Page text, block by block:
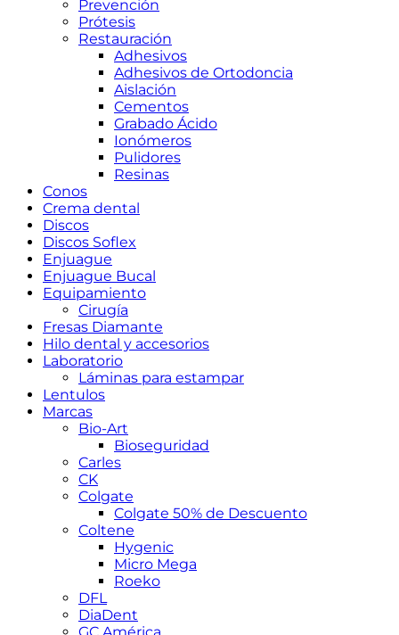
Prevención
Prótesis
Restauración
Adhesivos
Adhesivos de Ortodoncia
Aislación
Cementos
Grabado Ácido
Ionómeros
Pulidores
Resinas
Conos
Crema dental
Discos
Discos Soflex
Enjuague
Enjuague Bucal
Equipamiento
Cirugía
Fresas Diamante
Hilo dental y accesorios
Laboratorio
Láminas para estampar
Lentulos
Marcas
Bio-Art
Bioseguridad
Carles
CK
Colgate
Colgate 50% de Descuento
Coltene
Hygenic
Micro Mega
Roeko
DFL
DiaDent